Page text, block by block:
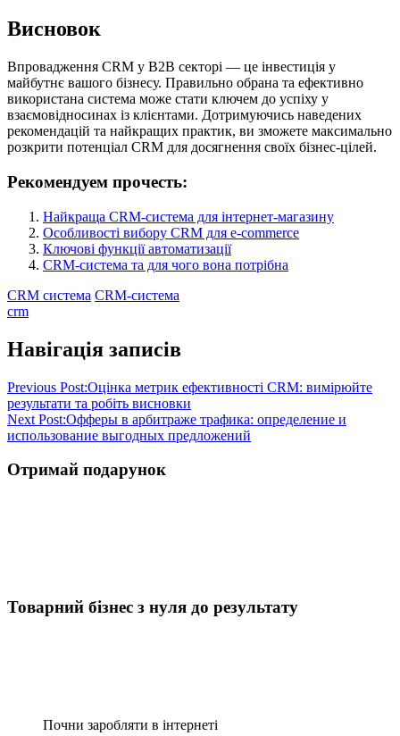
Висновок
Впровадження CRM у B2B секторі — це інвестиція у
майбутнє вашого бізнесу. Правильно обрана та ефективно
використана система може стати ключем до успіху у
взаємовідносинах із клієнтами. Дотримуючись наведених
рекомендацій та найкращих практик, ви зможете максимально
розкрити потенціал CRM для досягнення своїх бізнес-цілей.
Рекомендуем прочесть:
Найкраща CRM-система для інтернет-магазину
Особливості вибору CRM для e-commerce
Ключові функції автоматизації
CRM-система та для чого вона потрібна
CRM система CRM-система
crm
Навігація записів
Previous Post:Оцінка метрик ефективності CRM: вимірюйте
результати та робіть висновки
Next Post:Офферы в арбитраже трафика: определение и
использование выгодных предложений
Отримай подарунок
Товарний бізнес з нуля до результату
Почни заробляти в інтернеті